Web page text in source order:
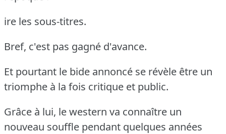
ire les sous-titres.
Bref, c'est pas gagné d'avance.
Et pourtant le bide annoncé se révèle être un
triomphe à la fois critique et public.
Grâce à lui, le western va connaître un
nouveau souffle pendant quelques années